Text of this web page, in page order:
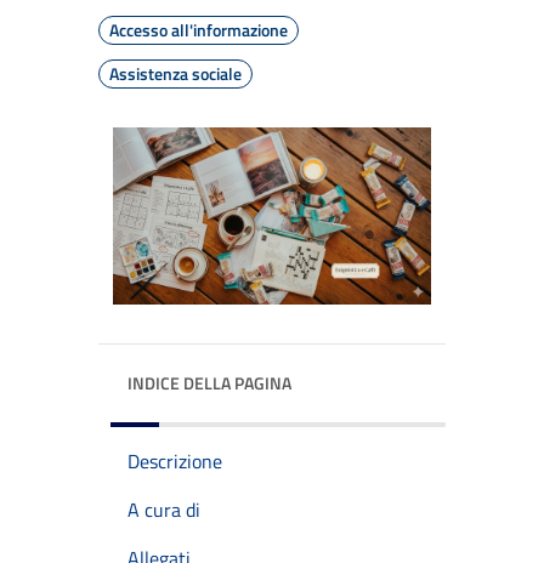
Accesso all'informazione
Assistenza sociale
INDICE DELLA PAGINA
Descrizione
A cura di